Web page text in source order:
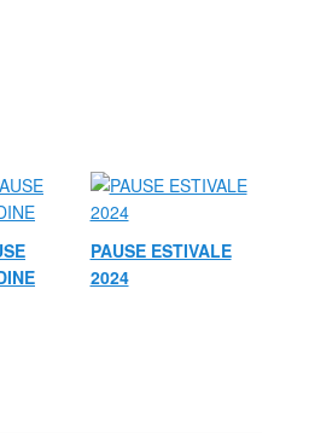
PAUSE ESTIVALE
2024